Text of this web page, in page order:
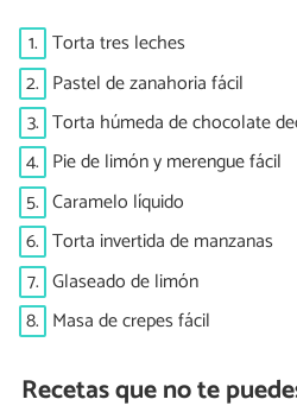
1. Torta tres leches
2. Pastel de zanahoria fácil
3. Torta húmeda de chocolate
4. Pie de limón y merengue fácil
5. Caramelo líquido
6. Torta invertida de manzanas
7. Glaseado de limón
8. Masa de crepes fácil
Recetas que no te